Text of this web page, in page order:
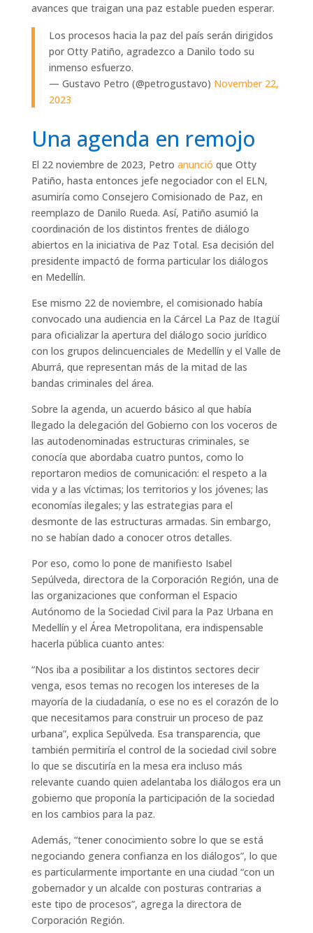
avances que traigan una paz estable pueden esperar.
Los procesos hacia la paz del país serán dirigidos
por Otty Patiño, agradezco a Danilo todo su
inmenso esfuerzo.
— Gustavo Petro (@petrogustavo) November 22,
2023
Una agenda en remojo
El 22 noviembre de 2023, Petro anunció que Otty
Patiño, hasta entonces jefe negociador con el ELN,
asumiría como Consejero Comisionado de Paz, en
reemplazo de Danilo Rueda. Así, Patiño asumió la
coordinación de los distintos frentes de diálogo
abiertos en la iniciativa de Paz Total. Esa decisión del
presidente impactó de forma particular los diálogos
en Medellín.
Ese mismo 22 de noviembre, el comisionado había
convocado una audiencia en la Cárcel La Paz de Itagüí
para oficializar la apertura del diálogo socio jurídico
con los grupos delincuenciales de Medellín y el Valle de
Aburrá, que representan más de la mitad de las
bandas criminales del área.
Sobre la agenda, un acuerdo básico al que había
llegado la delegación del Gobierno con los voceros de
las autodenominadas estructuras criminales, se
conocía que abordaba cuatro puntos, como lo
reportaron medios de comunicación: el respeto a la
vida y a las víctimas; los territorios y los jóvenes; las
economías ilegales; y las estrategias para el
desmonte de las estructuras armadas. Sin embargo,
no se habían dado a conocer otros detalles.
Por eso, como lo pone de manifiesto Isabel
Sepúlveda, directora de la Corporación Región, una de
las organizaciones que conforman el Espacio
Autónomo de la Sociedad Civil para la Paz Urbana en
Medellín y el Área Metropolitana, era indispensable
hacerla pública cuanto antes:
“Nos iba a posibilitar a los distintos sectores decir
venga, esos temas no recogen los intereses de la
mayoría de la ciudadanía, o ese no es el corazón de lo
que necesitamos para construir un proceso de paz
urbana”, explica Sepúlveda. Esa transparencia, que
también permitiría el control de la sociedad civil sobre
lo que se discutiría en la mesa era incluso más
relevante cuando quien adelantaba los diálogos era un
gobierno que proponía la participación de la sociedad
en los cambios para la paz.
Además, “tener conocimiento sobre lo que se está
negociando genera confianza en los diálogos”, lo que
es particularmente importante en una ciudad “con un
gobernador y un alcalde con posturas contrarias a
este tipo de procesos”, agrega la directora de
Corporación Región.